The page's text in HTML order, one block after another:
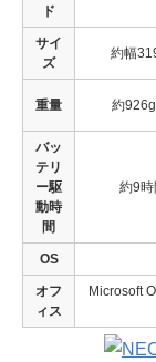
ド
サイ
ズ
約幅
重量 約
バッ
テリ
ー駆
動時
間
約9時
OS
オフ
ィス
Microsoft